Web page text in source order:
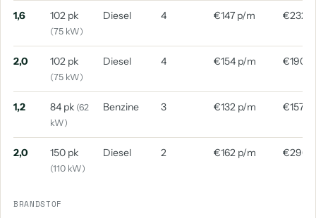
aantal: 1 aantal: 1
Volkswagen Id. Buzz Cargo
Volkswagen Sharan
1,6 102 pk
(75 kW)
Diesel 4 €147 p/m €232
2,0 102 pk
(75 kW)
Diesel 4 €154 p/m €190
1,2 84 pk (62
kW)
Benzine 3 €132 p/m €157
2,0 150 pk
(110 kW)
Diesel 2 €162 p/m €296
BRANDSTOF